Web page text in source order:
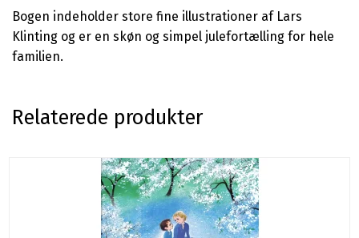
Bogen indeholder store fine illustrationer af Lars
Klinting og er en skøn og simpel julefortælling for hele
familien.
Relaterede produkter